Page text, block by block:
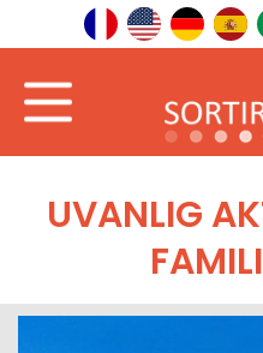
UVANLIG